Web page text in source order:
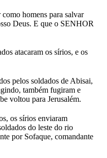
homens para salvar
Deus. E que o SENHOR
atacaram os sírios, e os
pelos soldados de Abisai,
também fugiram e
voltou para Jerusalém.
os sírios enviaram
do leste do rio
por Sofaque, comandante